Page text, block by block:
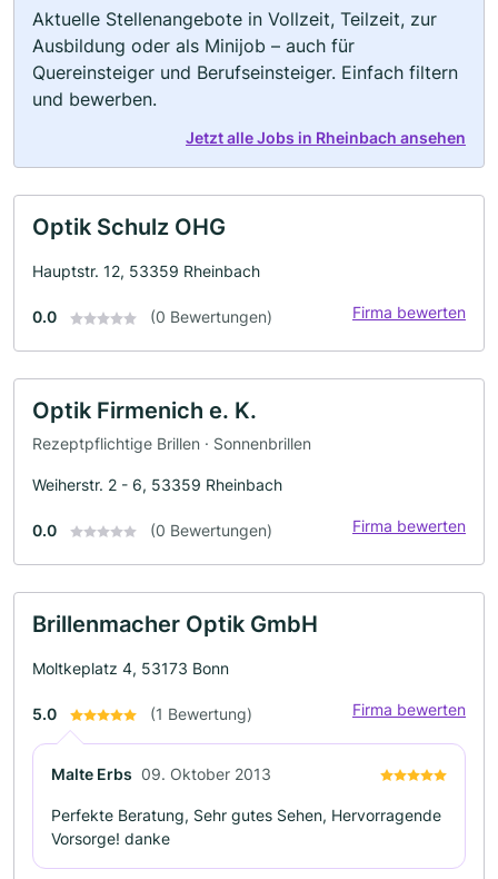
Aktuelle Stellenangebote in Vollzeit, Teilzeit, zur
Ausbildung oder als Minijob – auch für
Quereinsteiger und Berufseinsteiger. Einfach filtern
und bewerben.
Jetzt alle Jobs in Rheinbach ansehen
Optik Schulz OHG
Hauptstr. 12, 53359 Rheinbach
0.0 (0 Bewertungen) Firma bewerten
Optik Firmenich e. K.
Rezeptpflichtige Brillen · Sonnenbrillen
Weiherstr. 2 - 6, 53359 Rheinbach
0.0 (0 Bewertungen) Firma bewerten
Brillenmacher Optik GmbH
Moltkeplatz 4, 53173 Bonn
5.0 (1 Bewertung) Firma bewerten
Malte Erbs 09. Oktober 2013
Perfekte Beratung, Sehr gutes Sehen, Hervorragende
Vorsorge! danke